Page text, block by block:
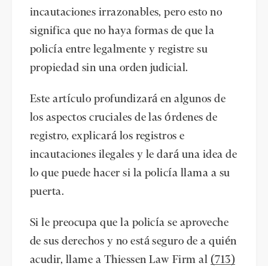
incautaciones irrazonables, pero esto no
significa que no haya formas de que la
policía entre legalmente y registre su
propiedad sin una orden judicial.
Este artículo profundizará en algunos de
los aspectos cruciales de las órdenes de
registro, explicará los registros e
incautaciones ilegales y le dará una idea de
lo que puede hacer si la policía llama a su
puerta.
Si le preocupa que la policía se aproveche
de sus derechos y no está seguro de a quién
acudir, llame a Thiessen Law Firm al (713)